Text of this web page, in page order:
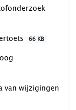
66 KB
van wijzigingen